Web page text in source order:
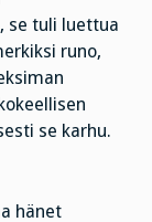
se tuli luettua
runo,
se karhu.
hänet